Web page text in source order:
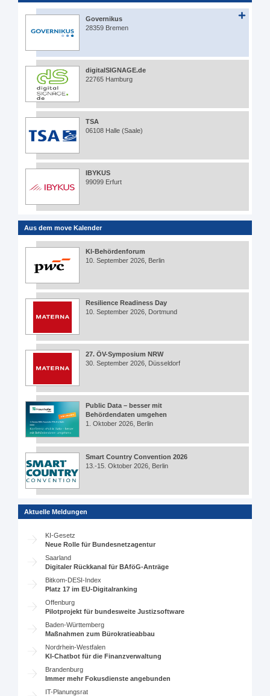
Governikus
28359 Bremen
digitalSIGNAGE.de
22765 Hamburg
TSA
06108 Halle (Saale)
IBYKUS
99099 Erfurt
Aus dem move Kalender
KI-Behördenforum
10. September 2026, Berlin
Resilience Readiness Day
10. September 2026, Dortmund
27. ÖV-Symposium NRW
30. September 2026, Düsseldorf
Public Data – besser mit
Behördendaten umgehen
1. Oktober 2026, Berlin
Smart Country Convention 2026
13.-15. Oktober 2026, Berlin
Aktuelle Meldungen
KI-Gesetz
Neue Rolle für Bundesnetzagentur
Saarland
Digitaler Rückkanal für BAföG-Anträge
Bitkom-DESI-Index
Platz 17 im EU-Digitalranking
Offenburg
Pilotprojekt für bundesweite Justizsoftware
Baden-Württemberg
Maßnahmen zum Bürokratieabbau
Nordrhein-Westfalen
KI-Chatbot für die Finanzverwaltung
Brandenburg
Immer mehr Fokusdienste angebunden
IT-Planungsrat